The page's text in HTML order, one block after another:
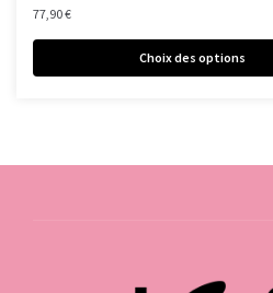
77,90€
Choix des options